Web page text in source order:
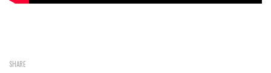
SHARE